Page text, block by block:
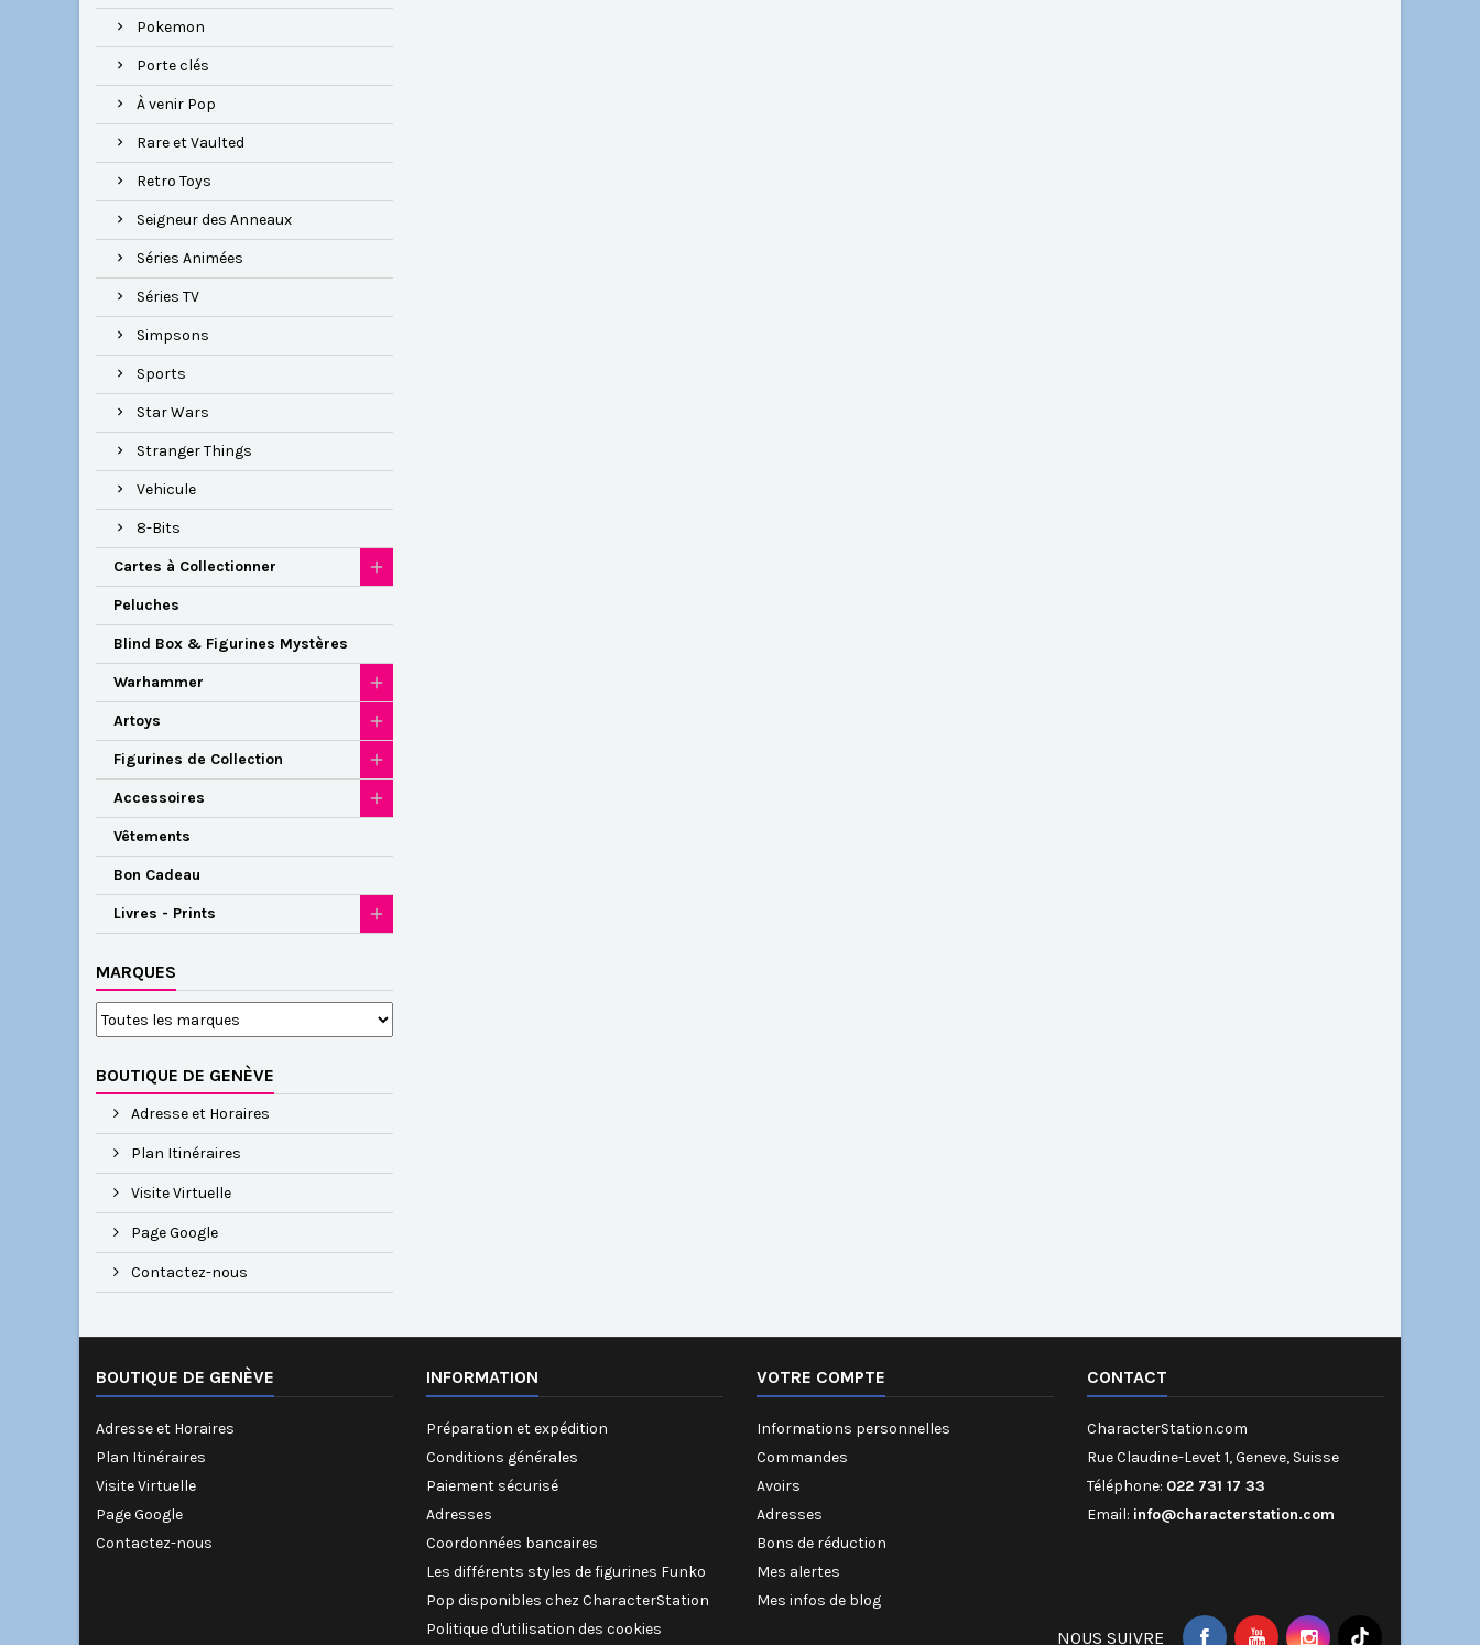
Pokemon
Porte clés
À venir Pop
Rare et Vaulted
Retro Toys
Seigneur des Anneaux
Séries Animées
Séries TV
Simpsons
Sports
Star Wars
Stranger Things
Vehicule
8-Bits
Cartes à Collectionner
Peluches
Blind Box & Figurines Mystères
Warhammer
Artoys
Figurines de Collection
Accessoires
Vêtements
Bon Cadeau
Livres - Prints
MARQUES
BOUTIQUE DE GENÈVE
Adresse et Horaires
Plan Itinéraires
Visite Virtuelle
Page Google
Contactez-nous
BOUTIQUE DE GENÈVE
Adresse et Horaires
Plan Itinéraires
Visite Virtuelle
Page Google
Contactez-nous
INFORMATION
Préparation et expédition
Conditions générales
Paiement sécurisé
Adresses
Coordonnées bancaires
Les différents styles de figurines Funko
Pop disponibles chez CharacterStation
Politique d'utilisation des cookies
VOTRE COMPTE
Informations personnelles
Commandes
Avoirs
Adresses
Bons de réduction
Mes alertes
Mes infos de blog
CONTACT
CharacterStation.com
Rue Claudine-Levet 1, Geneve, Suisse
Téléphone: 022 731 17 33
Email: info@characterstation.com
NOUS SUIVRE